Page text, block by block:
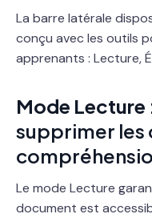
La barre latérale
conçu avec les outils
apprenants : Lecture,
Mode Lecture
supprimer les
Le mode Lecture
document est